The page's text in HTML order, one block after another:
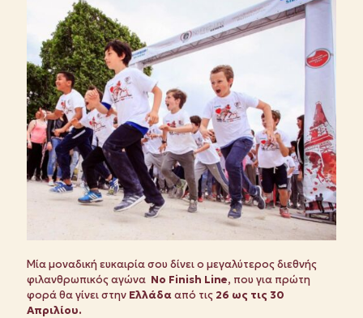
Μία μοναδική ευκαιρία σου δίνει ο μεγαλύτερος διεθνής
φιλανθρωπικός αγώνα No Finish Line, που για πρώτη
φορά θα γίνει στην Ελλάδααπό τις 26 ως τις 30
Απριλίου.